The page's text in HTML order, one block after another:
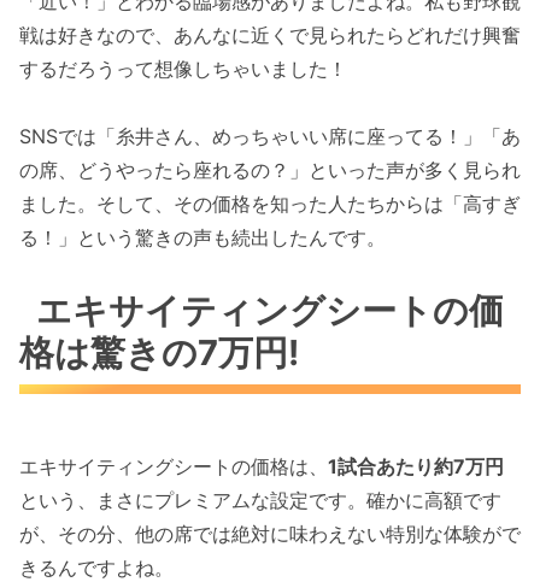
戦は好きなので、あんなに近くで見られたらどれだけ興奮
するだろうって想像しちゃいました！
SNSでは「糸井さん、めっちゃいい席に座ってる！」「あ
の席、どうやったら座れるの？」といった声が多く見られ
ました。そして、その価格を知った人たちからは「高すぎ
る！」という驚きの声も続出したんです。
エキサイティングシートの価
格は驚きの7万円!
エキサイティングシートの価格は、 1試合あたり約7万円
という、まさにプレミアムな設定です。確かに高額です
が、その分、他の席では絶対に味わえない特別な体験がで
きるんですよね。